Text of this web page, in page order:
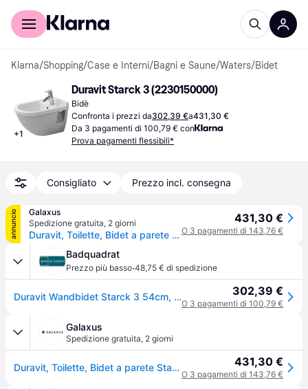
Per il tuo shopping
Klarna/Shopping/Case e Interni/Bagni e Saune/Waters/Bidet
+1
Duravit Starck 3 (2230150000)
Bidè
Confronta i prezzi da302,39 €a431,30 €
Da 3 pagamenti di 100,79 € con
Prova pagamenti flessibili*
Consigliato Prezzo incl. consegna
annuncio
Galaxus
Spedizione gratuita, 2 giorni
Duravit, Toilette, Bidet a parete Starck 3 bianco 2230150000
431,30 €
O 3 pagamenti di 143,76 €
Badquadrat
Prezzo più basso·48,75 € di spedizione
Duravit Wandbidet Starck 3 54cm, 2230150000 302,39 €
O 3 pagamenti di 100,79 €
Galaxus
Spedizione gratuita, 2 giorni
Duravit, Toilette, Bidet a parete Starck 3 bianco 2230150000 431,30 €
O 3 pagamenti di 143,76 €